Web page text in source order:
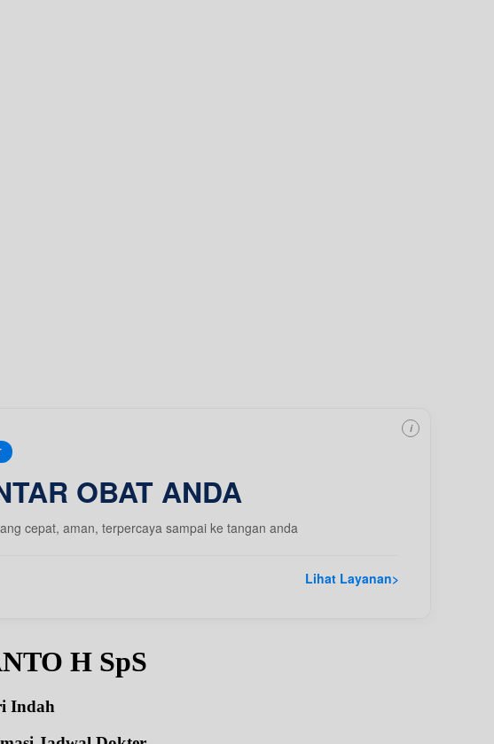
OBAT ANDA
cepat, aman, terpercaya sampai ke tangan anda
Lihat Layanan>
i
H SpS
Indah